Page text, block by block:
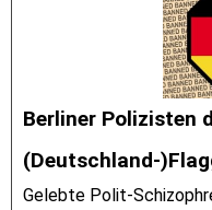
Berliner Polizisten
(Deutschland-
Gelebte Polit-